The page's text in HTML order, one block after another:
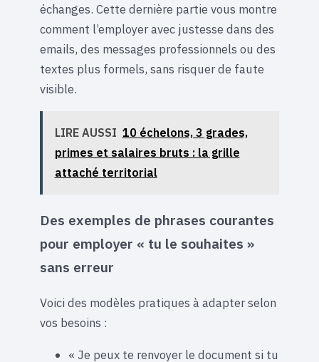
échanges. Cette dernière partie vous montre
comment l’employer avec justesse dans des
emails, des messages professionnels ou des
textes plus formels, sans risquer de faute
visible.
LIRE AUSSI 10 échelons, 3 grades,
primes et salaires bruts : la grille
attaché territorial
Des exemples de phrases courantes
pour employer « tu le souhaites »
sans erreur
Voici des modèles pratiques à adapter selon
vos besoins :
« Je peux te renvoyer le document si tu